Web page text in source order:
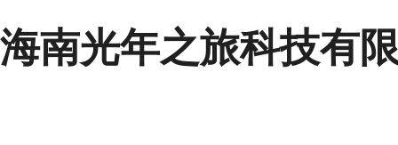
海南光年之旅科技有